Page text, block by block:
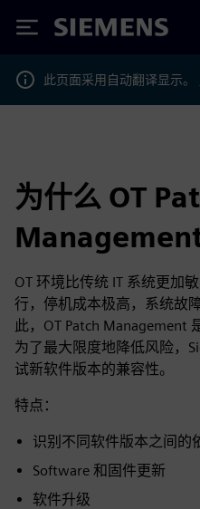
Siemens
此页面采用自动翻译显示。
为什么 OT
Management
OT 环境比传统 IT 系统更加
行，停机成本极高，系统故
此，OT Patch Management
为了最大限度地降低风险，
试新软件版本的兼容性。
特点：
识别不同软件版本之间的
Software 和固件更新
软件升级